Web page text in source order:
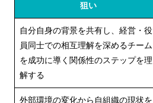
狙い
自分自身の背景を共有し、経営・役
員同士での相互理解を深めるチーム
を成功に導く関係性のステップを理
解する
外部環境の変化から自組織の現状を